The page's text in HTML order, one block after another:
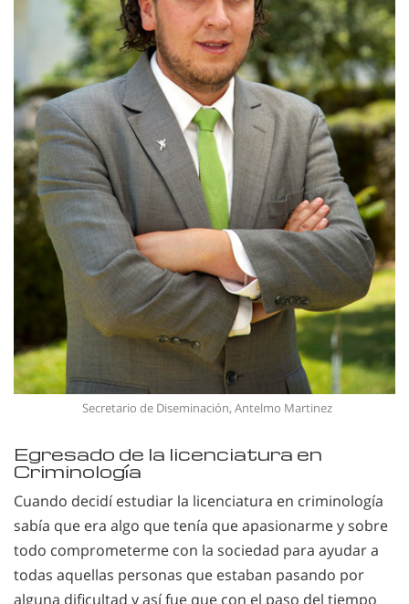
Secretario de Diseminación, Antelmo Martinez
Egresado de la licenciatura en
Criminología
Cuando decidí estudiar la licenciatura en criminología
sabía que era algo que tenía que apasionarme y sobre
todo comprometerme con la sociedad para ayudar a
todas aquellas personas que estaban pasando por
alguna dificultad y así fue que con el paso del tiempo